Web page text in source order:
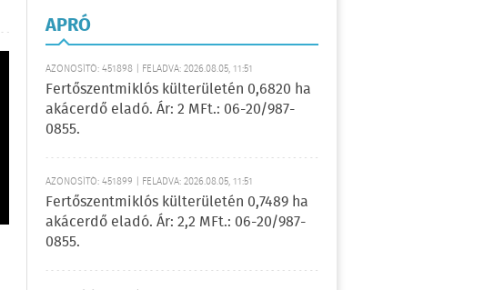
APRÓ
AZONOSÍTÓ: 451898 | FELADVA: 2026.08.05, 11:51
Fertőszentmiklós külterületén 0,6820 ha
akácerdő eladó. Ár: 2 MFt.: 06-20/987-
0855.
AZONOSÍTÓ: 451899 | FELADVA: 2026.08.05, 11:51
Fertőszentmiklós külterületén 0,7489 ha
akácerdő eladó. Ár: 2,2 MFt.: 06-20/987-
0855.